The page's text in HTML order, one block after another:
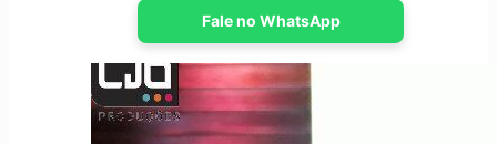
Fale no WhatsApp